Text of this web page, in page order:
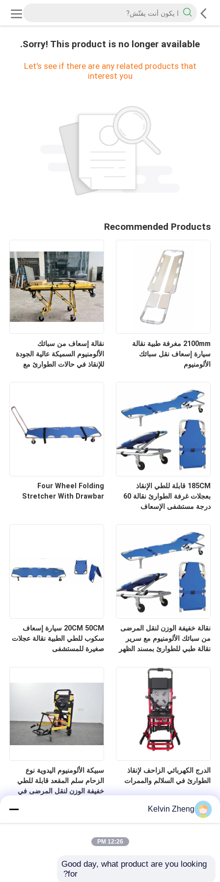
Sorry! This product is no longer available.
Let's see if there are any related products that
interest you
Recommended Products
نقالة إسعاف من سبائك
الألومنيوم السميكة عالية الجودة
للإنقاذ في حالات الطوارئ مع
2100mm مغرفة طبية نقالة
سيارة إسعاف نقل سبائك
الألومنيوم
Four Wheel Folding
Stretcher With Drawbar
185CM قابلة للطي الإنقاذ
بعجلات غرفة الطوارئ نقالة 60
درجة مستشفى الإسعاف
20CM 50CM سيارة إسعاف
سكوب للطي الطبية نقالة عجلات
صغيرة للمستشفى
نقالة خفيفة الوزن لنقل المرضى
من سبائك الألومنيوم مع سرير
نقالة طبي للطوارئ بمسند الظهر
سبيكة الألومنيوم اليدوية نوع
الزحام سلم المقعد قابلة للطي
خفيفة الوزن لنقل المرضى في
الدرج الكهربائي الزاحف لإنقاذ
الطوارئ في السلالم والممرات
Kelvin Zheng
12:26 PM
Good day, what product are you looking
for?